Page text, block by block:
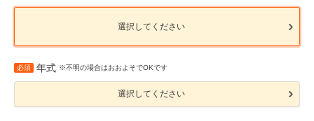
選択してください
必須 年式 ※不明の場合はおおよそでOKです
選択してください